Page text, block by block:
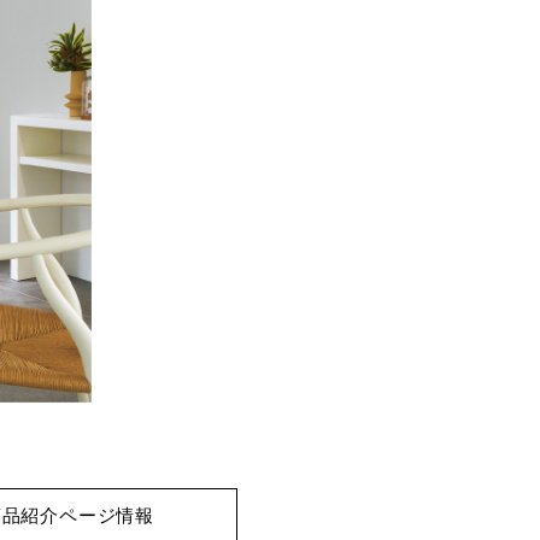
紹介ページ情報